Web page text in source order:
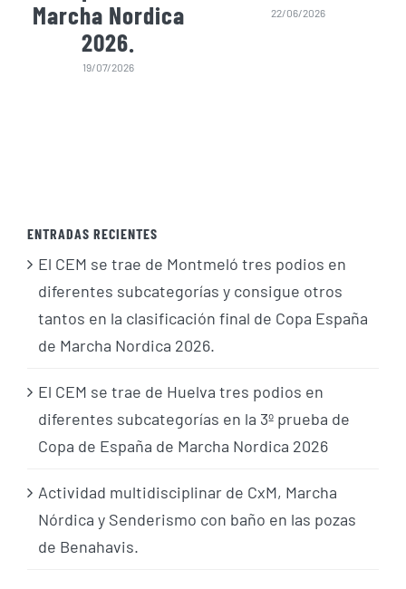
Marcha Nordica
2026.
19/07/2026
22/06/2026
ENTRADAS RECIENTES
El CEM se trae de Montmeló tres podios en
diferentes subcategorías y consigue otros
tantos en la clasificación final de Copa España
de Marcha Nordica 2026.
El CEM se trae de Huelva tres podios en
diferentes subcategorías en la 3º prueba de
Copa de España de Marcha Nordica 2026
Actividad multidisciplinar de CxM, Marcha
Nórdica y Senderismo con baño en las pozas
de Benahavis.